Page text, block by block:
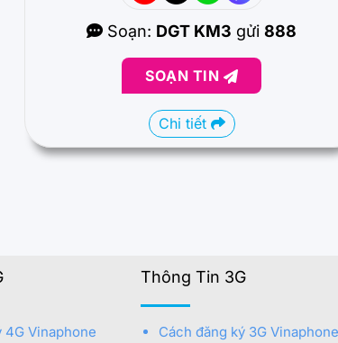
Soạn: DGT KM3 gửi888
SOẠN TIN
Chi tiết
4G Vinaphone
Thông Tin 3G
Cách đăng ký 3G Vinaphone